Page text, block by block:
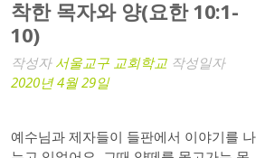
착한 목자와 양(요한 10:1-
10)
작성자 서울교구 교회학교 작성일자
2020년 4월 29일
예수님과 제자들이 들판에서 이야기를 나